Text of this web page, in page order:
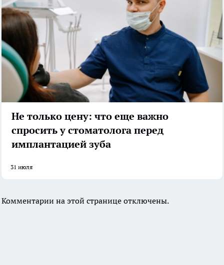
Не только цену: что еще важно
спросить у стоматолога перед
имплантацией зуба
31 июля
Комментарии на этой странице отключены.